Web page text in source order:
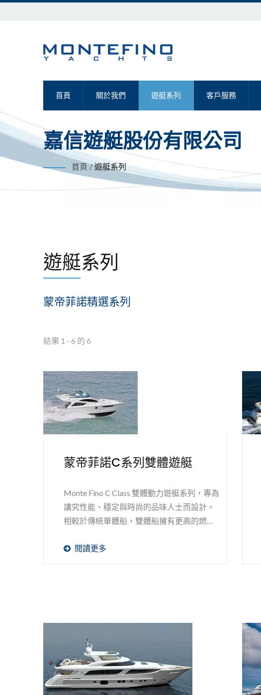
首頁 關於我們 遊艇系列 客戶服務
嘉信遊艇股份有限公司
首頁 / 遊艇系列
遊艇系列
蒙帝菲諾精選系列
結果 1 - 6 的 6
蒙帝菲諾C系列雙體遊艇
Monte Fino C Class 雙體動力遊艇系列，專為
講究性能、穩定與時尚的品味人士而設計。
相較於傳統單體船，雙體船擁有更高的燃油
晃）、淺吃水深度，以及寬敞的甲板空間，
非常適合用於巡航、休閒，社交或家庭娛
閱讀更多